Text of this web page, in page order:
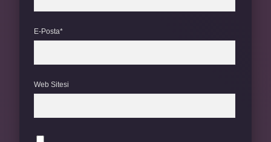
E-Posta*
Web Sitesi